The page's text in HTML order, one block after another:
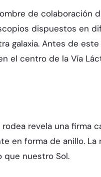
de colaboración
dispuestos en
galaxia. Antes de
el centro de la Vía
revela una firma
en forma de anillo.
que nuestro Sol.